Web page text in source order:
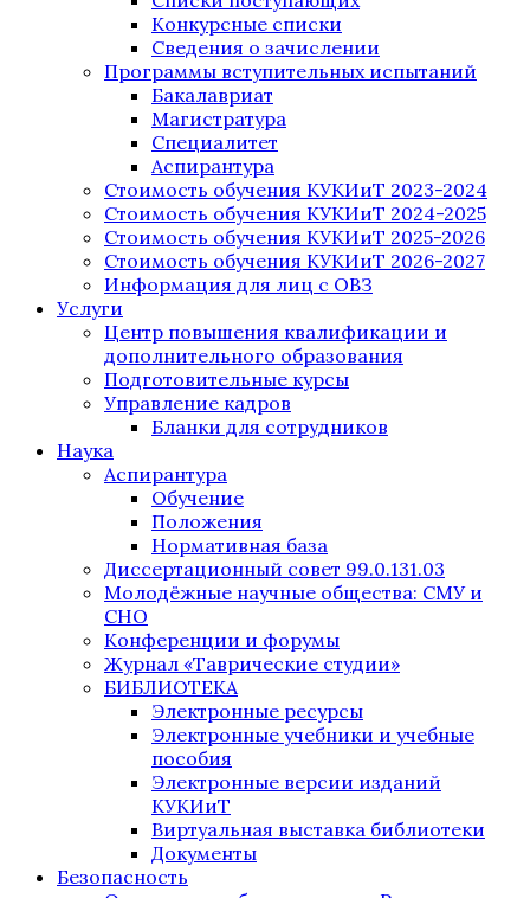
Конкурсные списки
Сведения о зачислении
Программы вступительных испытаний
Бакалавриат
Магистратура
Специалитет
Аспирантура
Стоимость обучения КУКИиТ 2023-2024
Стоимость обучения КУКИиТ 2024-2025
Стоимость обучения КУКИиТ 2025-2026
Стоимость обучения КУКИиТ 2026-2027
Информация для лиц с ОВЗ
Услуги
Центр повышения квалификации и
дополнительного образования
Подготовительные курсы
Управление кадров
Бланки для сотрудников
Наука
Аспирантура
Обучение
Положения
Нормативная база
Диссертационный совет 99.0.131.03
Молодёжные научные общества: СМУ и
СНО
Конференции и форумы
Журнал «Таврические студии»
БИБЛИОТЕКА
Электронные ресурсы
Электронные учебники и учебные
пособия
Электронные версии изданий
КУКИиТ
Виртуальная выставка библиотеки
Документы
Безопасность